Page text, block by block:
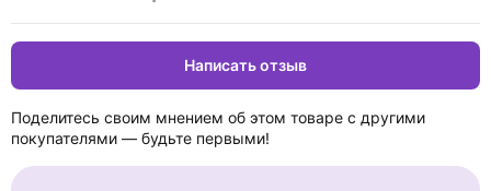
Написать отзыв
Поделитесь своим мнением об этом товаре с другими
покупателями — будьте первыми!